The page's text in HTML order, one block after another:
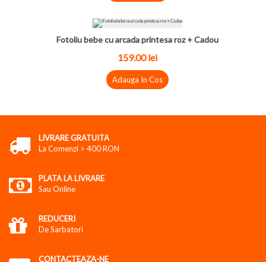
Fotoliu bebe cu arcada printesa roz + Cadou
159.00 lei
Adauga In Cos
LIVRARE GRATUITA
La Comenzi > 400 RON
PLATA LA LIVRARE
Sau Online
REDUCERI
De Sarbatori
CONTACTEAZA-NE